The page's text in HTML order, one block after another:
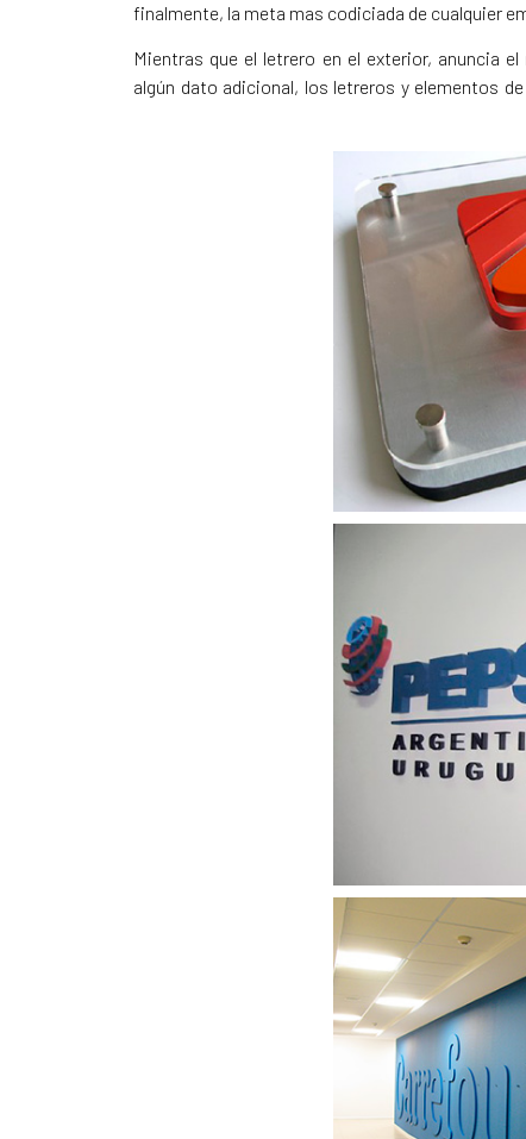
finalmente, la meta mas codiciada de cualquier
Mientras que el letrero en el exterior, anuncia
algún dato adicional, los letreros y elementos